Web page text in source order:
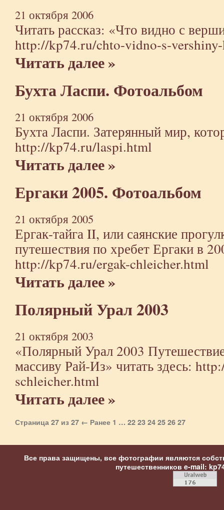
21 октября 2006
Читать рассказ: «Что видно с
http://kp74.ru/chto-vidno-s-
Читать далее »
Бухта Ласпи. Фотоальбом
21 октября 2006
Бухта Ласпи. Затерянный мир,
http://kp74.ru/laspi.html
Читать далее »
Ергаки 2005. Фотоальбом
21 октября 2005
Ергак-тайга II, или саянские
путешествия по хребет Ергаки в
http://kp74.ru/ergak-chleicher.html
Читать далее »
Полярный Урал 2003
21 октября 2003
«Полярный Урал 2003
массиву Рай-Из» читать здесь:
schleicher.html
Читать далее »
Страница 27 из 27 ← Ранее 1 … 22 23 24 25 26 27
Все права защищены, все фотографии являются
путешественников e-mail: